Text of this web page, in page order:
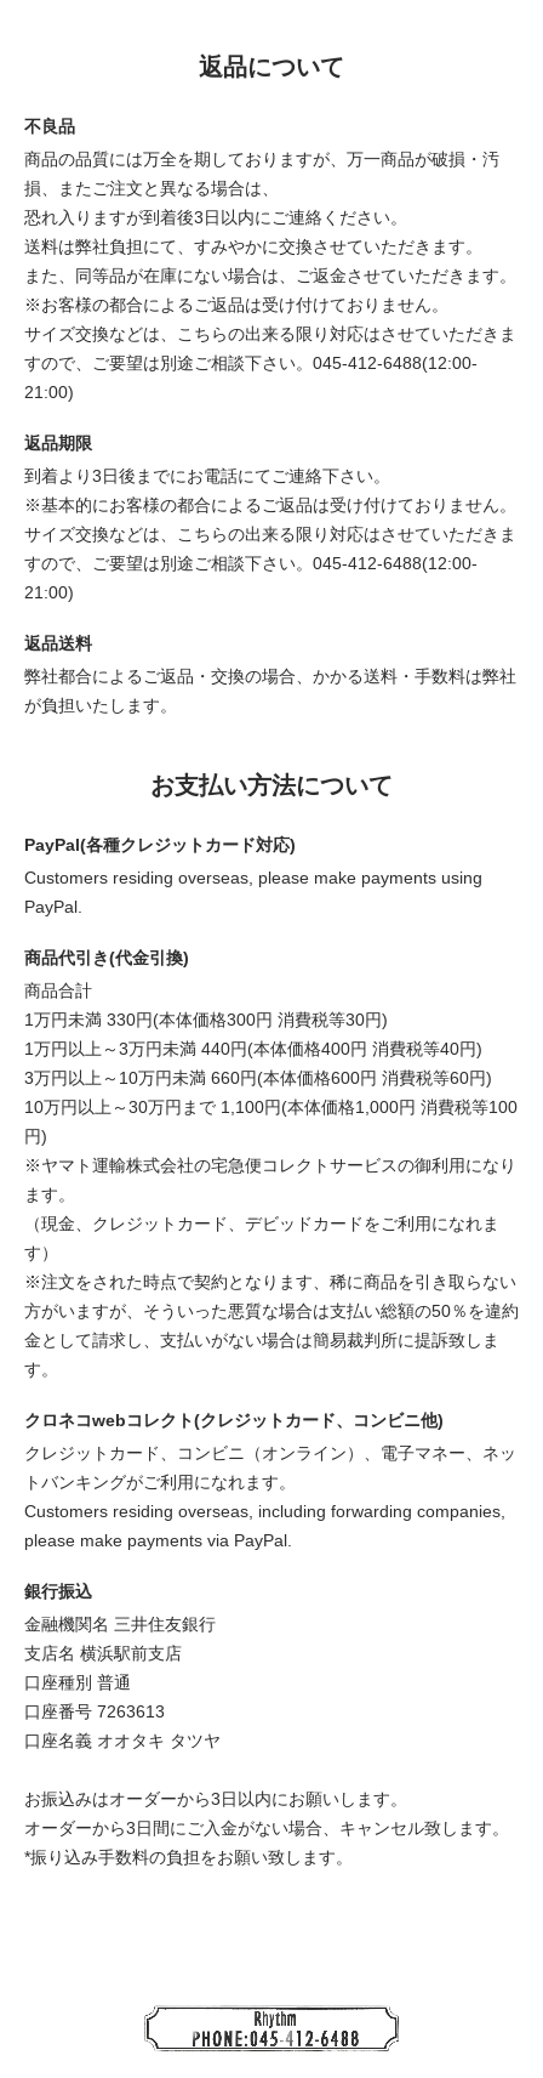
返品について
不良品
商品の品質には万全を期しておりますが、万一商品が破損・汚
損、またご注文と異なる場合は、
恐れ入りますが到着後3日以内にご連絡ください。
送料は弊社負担にて、すみやかに交換させていただきます。
また、同等品が在庫にない場合は、ご返金させていただきます。
※お客様の都合によるご返品は受け付けておりません。
サイズ交換などは、こちらの出来る限り対応はさせていただきま
すので、ご要望は別途ご相談下さい。045-412-6488(12:00-
21:00)
返品期限
到着より3日後までにお電話にてご連絡下さい。
※基本的にお客様の都合によるご返品は受け付けておりません。
サイズ交換などは、こちらの出来る限り対応はさせていただきま
すので、ご要望は別途ご相談下さい。045-412-6488(12:00-
21:00)
返品送料
弊社都合によるご返品・交換の場合、かかる送料・手数料は弊社
が負担いたします。
お支払い方法について
PayPal(各種クレジットカード対応)
Customers residing overseas, please make payments using
PayPal.
商品代引き(代金引換)
商品合計
1万円未満 330円(本体価格300円 消費税等30円)
1万円以上～3万円未満 440円(本体価格400円 消費税等40円)
3万円以上～10万円未満 660円(本体価格600円 消費税等60円)
10万円以上～30万円まで 1,100円(本体価格1,000円 消費税等100
円)
※ヤマト運輸株式会社の宅急便コレクトサービスの御利用になり
ます。
（現金、クレジットカード、デビッドカードをご利用になれま
す）
※注文をされた時点で契約となります、稀に商品を引き取らない
方がいますが、そういった悪質な場合は支払い総額の50％を違約
金として請求し、支払いがない場合は簡易裁判所に提訴致しま
す。
クロネコwebコレクト(クレジットカード、コンビニ他)
クレジットカード、コンビニ（オンライン）、電子マネー、ネッ
トバンキングがご利用になれます。
Customers residing overseas, including forwarding companies,
please make payments via PayPal.
銀行振込
金融機関名 三井住友銀行
支店名 横浜駅前支店
口座種別 普通
口座番号 7263613
口座名義 オオタキ タツヤ
お振込みはオーダーから3日以内にお願いします。
オーダーから3日間にご入金がない場合、キャンセル致します。
*振り込み手数料の負担をお願い致します。